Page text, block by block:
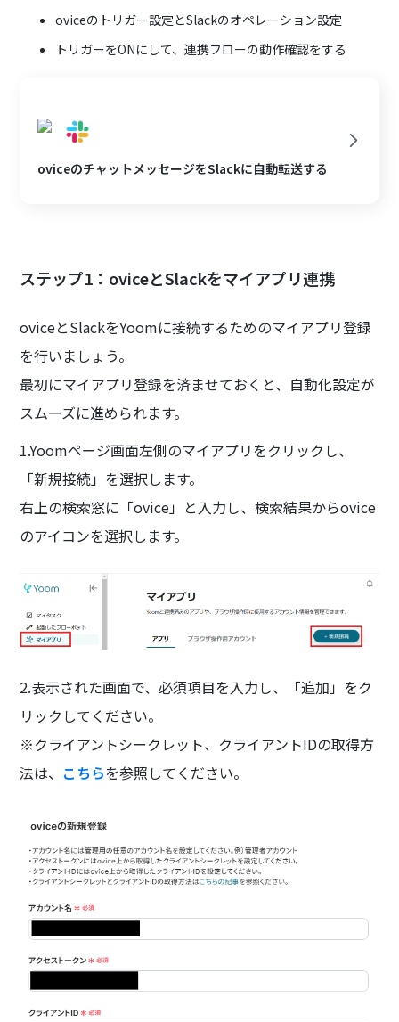
oviceのトリガー設定とSlackのオペレーション設定
トリガーをONにして、連携フローの動作確認をする
oviceのチャットメッセージをSlackに自動転送する
ステップ1：oviceとSlackをマイアプリ連携
oviceとSlackをYoomに接続するためのマイアプリ登録
を行いましょう。
最初にマイアプリ登録を済ませておくと、自動化設定が
スムーズに進められます。
1.Yoomページ画面左側のマイアプリをクリックし、
「新規接続」を選択します。
右上の検索窓に「ovice」と入力し、検索結果からovice
のアイコンを選択します。
2.表示された画面で、必須項目を入力し、「追加」をク
リックしてください。
※クライアントシークレット、クライアントIDの取得方
法は、 こちらを参照してください。